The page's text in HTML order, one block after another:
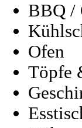
BBQ /
Ofen
Töpfe